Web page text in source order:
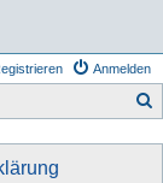
Anmelden